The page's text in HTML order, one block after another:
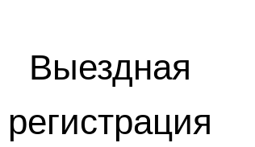
Выездная
регистрация